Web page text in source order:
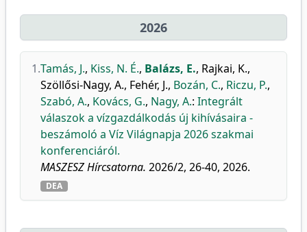
2026
1.Tamás, J., Kiss, N. É., Balázs, E., Rajkai, K.,
Szöllősi-Nagy, A., Fehér, J., Bozán, C., Riczu, P.,
Szabó, A., Kovács, G., Nagy, A.: Integrált
válaszok a vízgazdálkodás új kihívásaira -
beszámoló a Víz Világnapja 2026 szakmai
konferenciáról.
MASZESZ Hírcsatorna. 2026/2, 26-40, 2026.
DEA